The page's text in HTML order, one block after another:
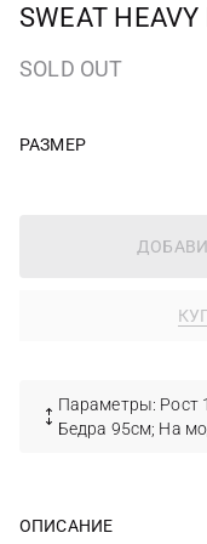
SWEAT HEAVY
SOLD OUT
РАЗМЕР
Параметры: Рост
Бедра 95см; На
ОПИСАНИЕ